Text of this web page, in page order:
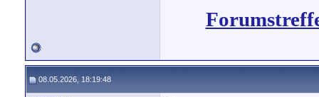
08.05.2026, 18:19:48